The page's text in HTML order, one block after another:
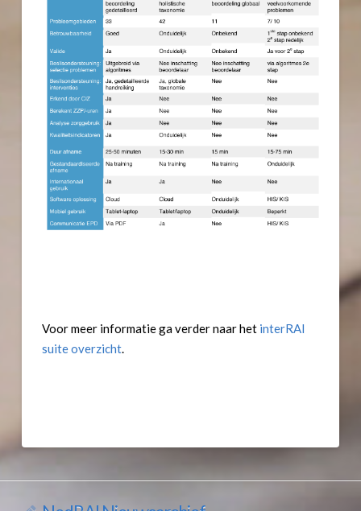
Voor meer informatie ga verder naar het interRAI
suite overzicht.